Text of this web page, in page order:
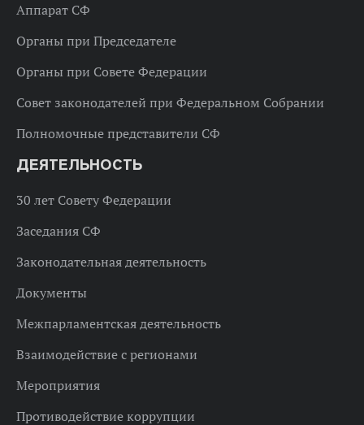
Аппарат СФ
Органы при Председателе
Органы при Совете Федерации
Совет законодателей при Федеральном Собрании
Полномочные представители СФ
ДЕЯТЕЛЬНОСТЬ
30 лет Совету Федерации
Заседания СФ
Законодательная деятельность
Документы
Межпарламентская деятельность
Взаимодействие с регионами
Мероприятия
Противодействие коррупции